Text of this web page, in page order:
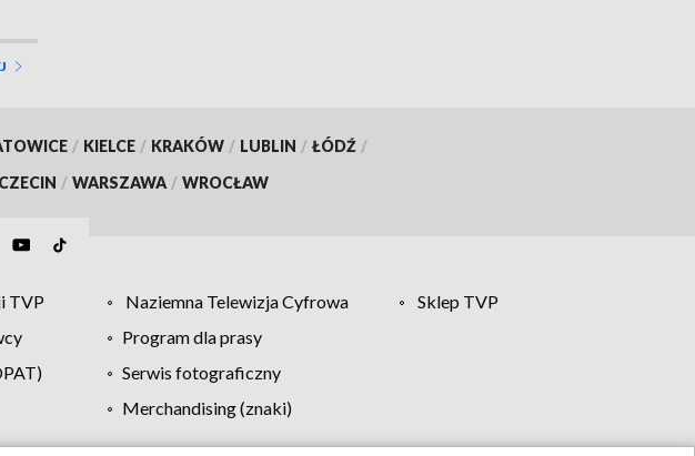
/ KIELCE / KRAKÓW / LUBLIN / ŁÓDŹ /
/ WARSZAWA / WROCŁAW
TVP Naziemna Telewizja Cyfrowa
Sklep TVP
Program dla prasy
Serwis fotograficzny
Merchandising (znaki)